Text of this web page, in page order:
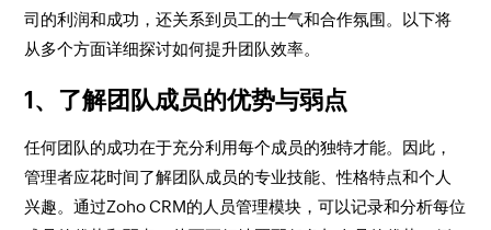
司的利润和成功，还关系到员工的士气和合作氛围。以下将
从多个方面详细探讨如何提升团队效率。
1、了解团队成员的优势与弱点
任何团队的成功在于充分利用每个成员的独特才能。因此，
管理者应花时间了解团队成员的专业技能、性格特点和个人
兴趣。通过Zoho CRM的人员管理模块，可以记录和分析每位